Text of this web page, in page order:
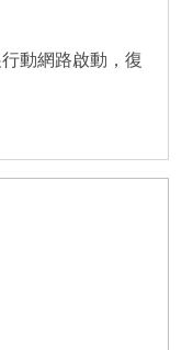
動網路啟動，復